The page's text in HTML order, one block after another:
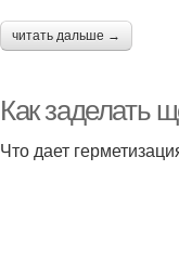
читать дальше →
Как заделать
Что дает